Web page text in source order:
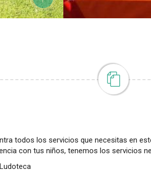
todos los servicios que necesitas en
con tus niños, tenemos los servicios
Ludoteca